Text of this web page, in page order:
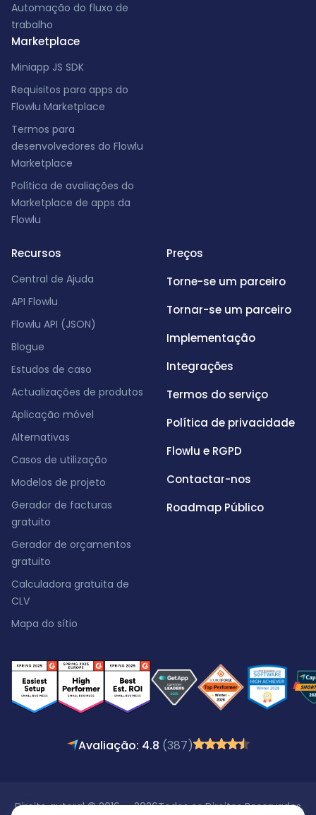
Automação do fluxo de
trabalho
Marketplace
Miniapp JS SDK
Requisitos para apps do
Flowlu Marketplace
Termos para
desenvolvedores do Flowlu
Marketplace
Política de avaliações do
Marketplace de apps da
Flowlu
Recursos
Central de Ajuda
API Flowlu
Flowlu API (JSON)
Blogue
Estudos de caso
Actualizações de produtos
Aplicação móvel
Alternativas
Casos de utilização
Modelos de projeto
Gerador de facturas
gratuito
Gerador de orçamentos
gratuito
Calculadora gratuita de
CLV
Mapa do sítio
Preços
Torne-se um parceiro
Tornar-se um parceiro
Implementação
Integrações
Termos do serviço
Política de privacidade
Flowlu e RGPD
Contactar-nos
Roadmap Público
Avaliação: 4.8 (387)
Direito autoral © 2016 - 2026Todos os Direitos Reservados